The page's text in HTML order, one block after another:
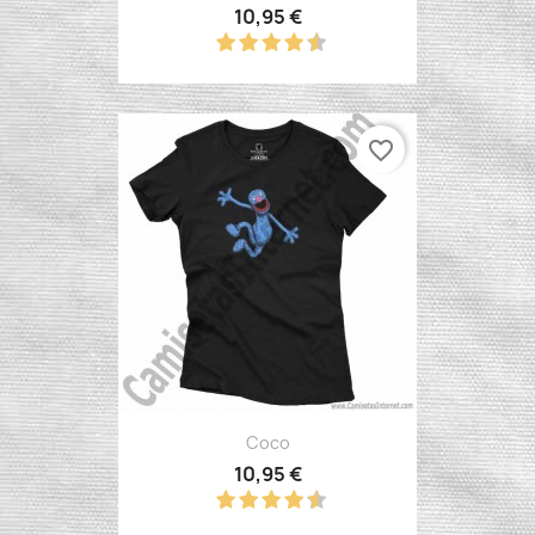
10,95 €
Coco
10,95 €
favorite_border